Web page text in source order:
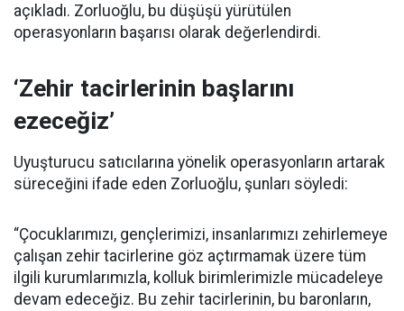
açıkladı. Zorluoğlu, bu düşüşü yürütülen
operasyonların başarısı olarak değerlendirdi.
‘Zehir tacirlerinin başlarını
ezeceğiz’
Uyuşturucu satıcılarına yönelik operasyonların artarak
süreceğini ifade eden Zorluoğlu, şunları söyledi:
“Çocuklarımızı, gençlerimizi, insanlarımızı zehirlemeye
çalışan zehir tacirlerine göz açtırmamak üzere tüm
ilgili kurumlarımızla, kolluk birimlerimizle mücadeleye
devam edeceğiz. Bu zehir tacirlerinin, bu baronların,